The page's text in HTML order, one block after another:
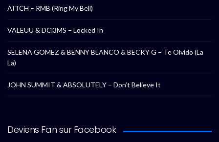
AITCH – RMB (Ring My Bell)
VALEUU & DCl3MS – Locked In
SELENA GOMEZ & BENNY BLANCO & BECKY G – Te Olvido (La
La)
JOHN SUMMIT & ABSOLUTELY – Don’t Believe It
Deviens Fan sur Facebook